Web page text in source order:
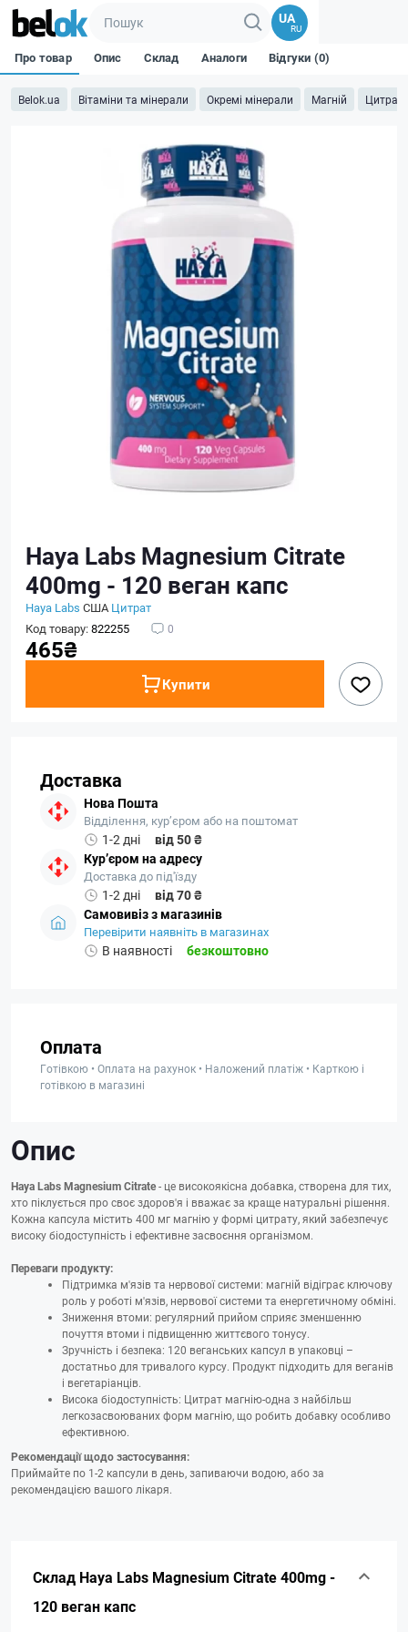
UA
RU
Belok.ua Вітаміни та мінерали Окремі мінерали Магній Цитрат
Про товар Опис Склад Аналоги Відгуки (0)
Haya Labs Magnesium Citrate
400mg - 120 веган капс
Haya Labs США Цитрат
Код товару:822255 0
465₴
Купити
Доставка
Нова Пошта
Відділення, кур’єром або на поштомат
1-2 дні
від 50 ₴
Кур’єром на адресу
Доставка до під'їзду
1-2 дні
від 70 ₴
Самовивіз з магазинів
Перевірити наявніть в магазинах
В наявності безкоштовно
Оплата
Готівкою • Оплата на рахунок • Наложений платіж • Карткою і
готівкою в магазині
Опис
Haya Labs Magnesium Citrate- це високоякісна добавка, створена для тих,
хто піклується про своє здоров'я і вважає за краще натуральні рішення.
Кожна капсула містить 400 мг магнію у формі цитрату, який забезпечує
високу біодоступність і ефективне засвоєння організмом.
Переваги продукту:
Підтримка м'язів та нервової системи: магній відіграє ключову
роль у роботі м'язів, нервової системи та енергетичному обміні.
Зниження втоми: регулярний прийом сприяє зменшенню
почуття втоми і підвищенню життєвого тонусу.
Зручність і безпека: 120 веганських капсул в упаковці –
достатньо для тривалого курсу. Продукт підходить для веганів
і вегетаріанців.
Висока біодоступність: Цитрат магнію-одна з найбільш
легкозасвоюваних форм магнію, що робить добавку особливо
ефективною.
Рекомендації щодо застосування:
Приймайте по 1-2 капсули в день, запиваючи водою, або за
рекомендацією вашого лікаря.
Склад Haya Labs Magnesium Citrate 400mg -
120 веган капс